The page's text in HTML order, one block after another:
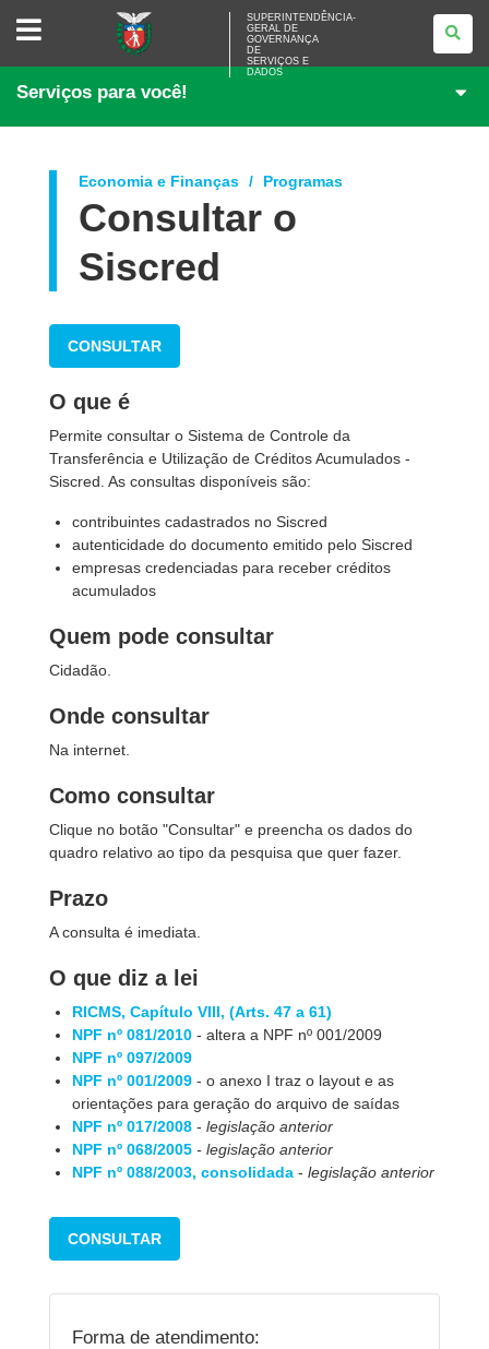
SUPERINTENDÊNCIA-
<BR>GOVERNANÇA
SERVIÇOS
DADOS
SUPERINTENDÊNCIA-
GERAL DE
GOVERNANÇA
DE
SERVIÇOS E
DADOS
Serviços para você!
Economia e Finanças Programas
Consultar o
Siscred
CONSULTAR
O que é
Permite consultar o Sistema de Controle da
Transferência e Utilização de Créditos Acumulados -
Siscred. As consultas disponíveis são:
contribuintes cadastrados no Siscred
autenticidade do documento emitido pelo Siscred
empresas credenciadas para receber créditos
acumulados
Quem pode consultar
Cidadão.
Onde consultar
Na internet.
Como consultar
Clique no botão "Consultar" e preencha os dados do
quadro relativo ao tipo da pesquisa que quer fazer.
Prazo
A consulta é imediata.
O que diz a lei
RICMS, Capítulo VIII, (Arts. 47 a 61)
NPF nº 081/2010 - altera a NPF nº 001/2009
NPF nº 097/2009
NPF nº 001/2009 - o anexo I traz o layout e as
orientações para geração do arquivo de saídas
NPF nº 017/2008 -legislação anterior
NPF nº 068/2005 - legislação anterior
NPF nº 088/2003, consolidada -legislação anterior
CONSULTAR
Forma de atendimento: